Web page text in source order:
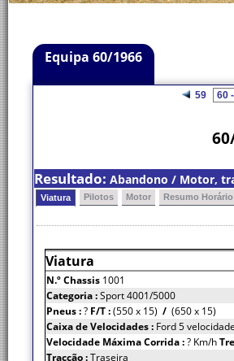
Equipa 60/1966
59
Resultado: Abandono / Motor,
Viatura Pilotos Motor Resumo Horário
Viatura
N.º Chassis 1001
Categoria :Sport 4001/5000
Pneus :? F/T :(550 x 15) / (650 x 15)
Caixa de Velocidades : Ford 5
Velocidade Máxima Corrida :? Km/h
Tracção :Traseira